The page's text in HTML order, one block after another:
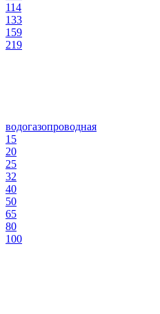
114
133
159
219
водогазопроводная
15
20
25
32
40
50
65
80
100